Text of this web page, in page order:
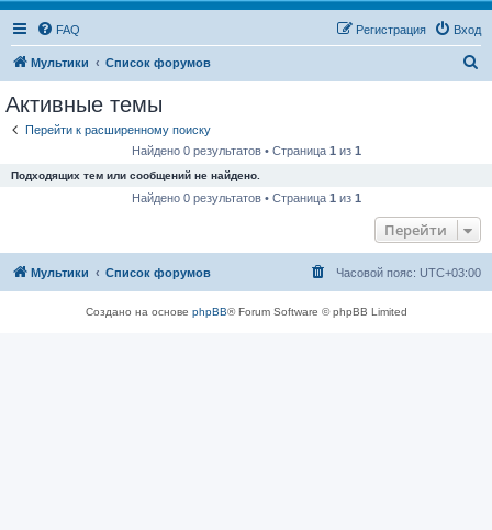
FAQ Вход
Регистрация
Мультики Список форумов
Активные темы
Перейти к расширенному поиску
Найдено 0 результатов • Страница 1 из 1
Подходящих тем или сообщений не найдено.
Найдено 0 результатов • Страница 1 из 1
Перейти
Мультики Список форумов Часовой пояс: UTC+03:00
Создано на основе phpBB® Forum Software © phpBB Limited